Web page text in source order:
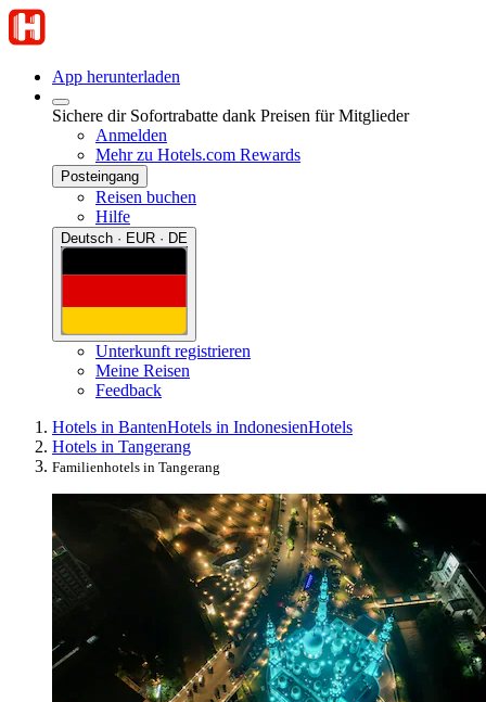
App herunterladen
Sichere dir Sofortrabatte dank Preisen für Mitglieder
Anmelden
Mehr zu Hotels.com Rewards
Posteingang
Reisen buchen
Hilfe
Deutsch · EUR · DE
Unterkunft registrieren
Meine Reisen
Feedback
Hotels in BantenHotels in IndonesienHotels
Hotels in Tangerang
Familienhotels in Tangerang